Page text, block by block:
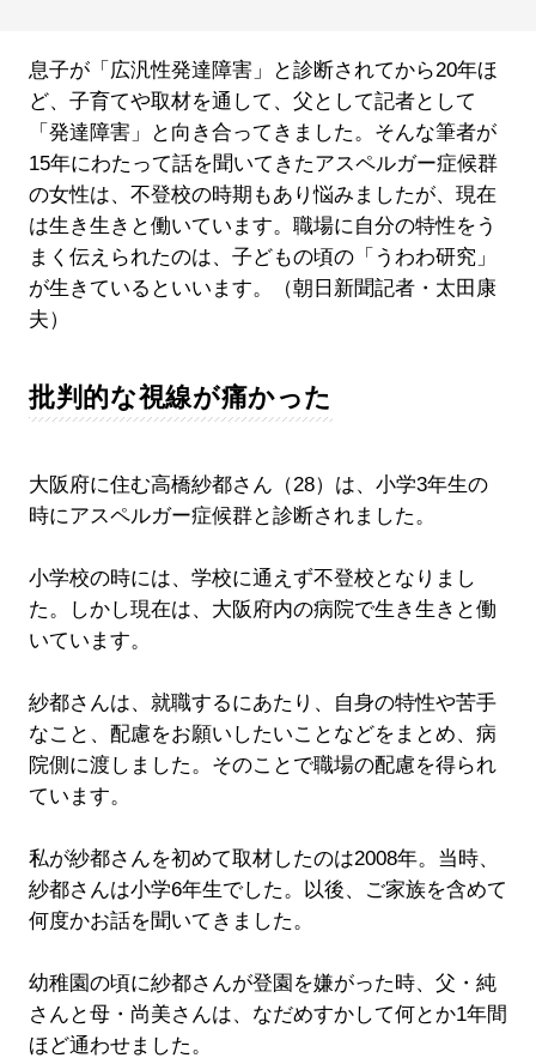
息子が「広汎性発達障害」と診断されてから20年ほ
ど、子育てや取材を通して、父として記者として
「発達障害」と向き合ってきました。そんな筆者が
15年にわたって話を聞いてきたアスペルガー症候群
の女性は、不登校の時期もあり悩みましたが、現在
は生き生きと働いています。職場に自分の特性をう
まく伝えられたのは、子どもの頃の「うわわ研究」
が生きているといいます。（朝日新聞記者・太田康
夫）
批判的な視線が痛かった
大阪府に住む高橋紗都さん（28）は、小学3年生の
時にアスペルガー症候群と診断されました。
小学校の時には、学校に通えず不登校となりまし
た。しかし現在は、大阪府内の病院で生き生きと働
いています。
紗都さんは、就職するにあたり、自身の特性や苦手
なこと、配慮をお願いしたいことなどをまとめ、病
院側に渡しました。そのことで職場の配慮を得られ
ています。
私が紗都さんを初めて取材したのは2008年。当時、
紗都さんは小学6年生でした。以後、ご家族を含めて
何度かお話を聞いてきました。
幼稚園の頃に紗都さんが登園を嫌がった時、父・純
さんと母・尚美さんは、なだめすかして何とか1年間
ほど通わせました。